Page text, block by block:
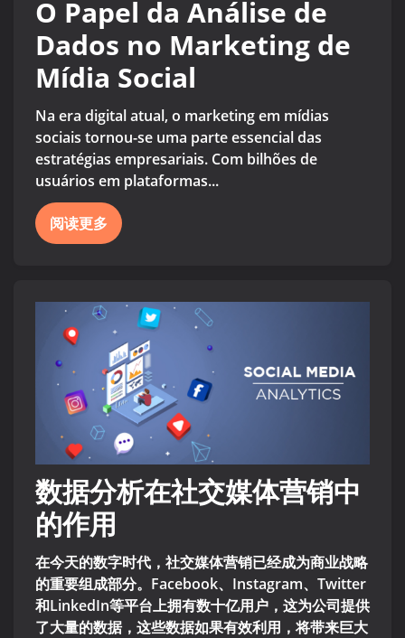
O Papel da Análise de
Dados no Marketing de
Mídia Social
Na era digital atual, o marketing em mídias
sociais tornou-se uma parte essencial das
estratégias empresariais. Com bilhões de
usuários em plataformas...
阅读更多
数据分析在社交媒体营销中
的作用
在今天的数字时代，社交媒体营销已经成为商业战略
的重要组成部分。Facebook、Instagram、Twitter
和LinkedIn等平台上拥有数十亿用户，这为公司提供
了大量的数据，这些数据如果有效利用，将带来巨大